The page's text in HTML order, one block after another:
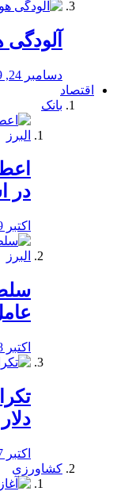
دسامبر 24, 2019
اقتصاد
بانک
در
اکتبر 19, 2019
اکتبر 18, 2019
دلار 11 400
اکتبر 17, 2019
کشاورزی